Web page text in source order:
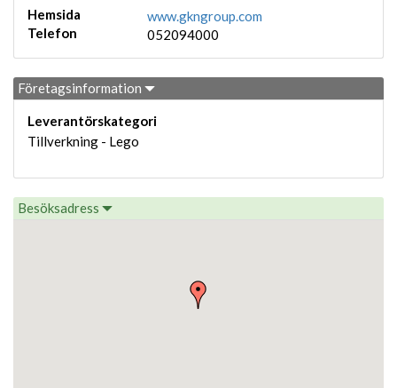
Hemsida
www.gkngroup.com
Telefon
052094000
Företagsinformation
Leverantörskategori
Tillverkning - Lego
Besöksadress